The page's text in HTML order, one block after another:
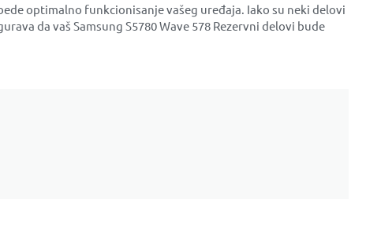
optimalno funkcionisanje vašeg uređaja. Iako su neki delovi
da vaš Samsung S5780 Wave 578 Rezervni delovi bude